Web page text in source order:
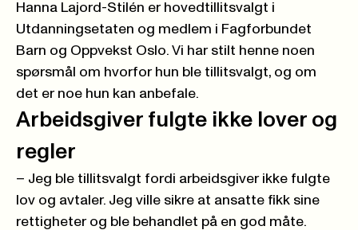
Hanna Lajord-Stilén er hovedtillitsvalgt i
Utdanningsetaten og medlem i Fagforbundet
Barn og Oppvekst Oslo. Vi har stilt henne noen
spørsmål om hvorfor hun ble tillitsvalgt, og om
det er noe hun kan anbefale.
Arbeidsgiver fulgte ikke lover og
regler
– Jeg ble tillitsvalgt fordi arbeidsgiver ikke fulgte
lov og avtaler. Jeg ville sikre at ansatte fikk sine
rettigheter og ble behandlet på en god måte.